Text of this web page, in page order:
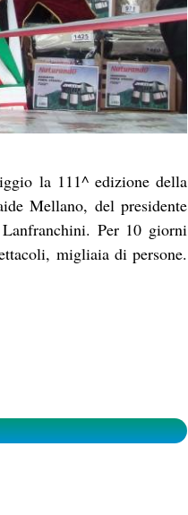
la 111^ edizione della
Mellano, del presidente
Per 10 giorni
migliaia di persone.